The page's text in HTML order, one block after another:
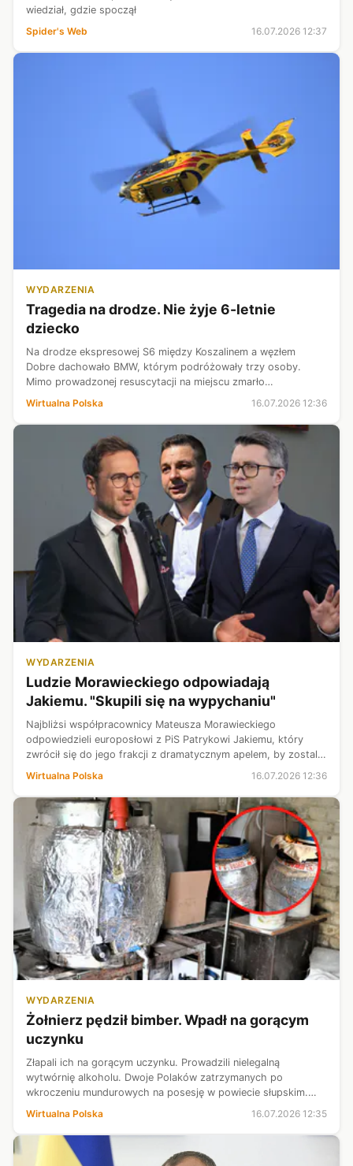
wiedział, gdzie spoczął
Spider's Web
16.07.2026 12:37
WYDARZENIA
Tragedia na drodze. Nie żyje 6-letnie
dziecko
Na drodze ekspresowej S6 między Koszalinem a węzłem
Dobre dachowało BMW, którym podróżowały trzy osoby.
Mimo prowadzonej resuscytacji na miejscu zmarło
sześcioletnie dziecko. Ruch w kierunku Koszalina i Gdańska
Wirtualna Polska 16.07.2026 12:36
WYDARZENIA
Ludzie Morawieckiego odpowiadają
Jakiemu. "Skupili się na wypychaniu"
Najbliżsi współpracownicy Mateusza Morawieckiego
odpowiedzieli europosłowi z PiS Patrykowi Jakiemu, który
zwrócił się do jego frakcji z dramatycznym apelem, by zostali
Wirtualna Polska 16.07.2026 12:36
WYDARZENIA
Żołnierz pędził bimber. Wpadł na gorącym
uczynku
Złapali ich na gorącym uczynku. Prowadzili nielegalną
wytwórnię alkoholu. Dwoje Polaków zatrzymanych po
wkroczeniu mundurowych na posesję w powiecie słupskim.
KAS udostępniła nagranie.
Wirtualna Polska 16.07.2026 12:35